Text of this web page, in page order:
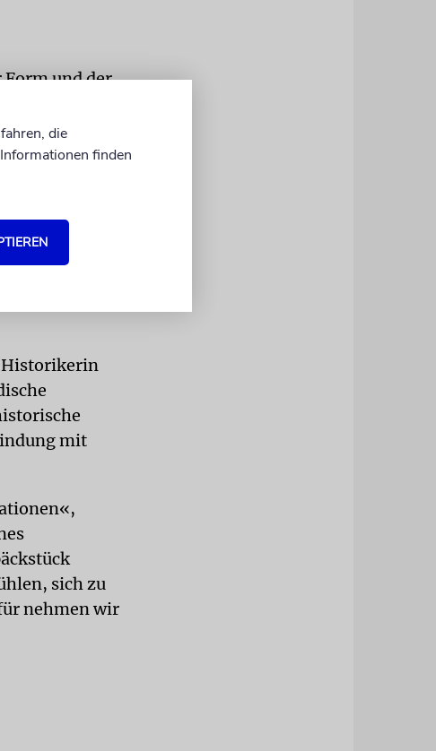
Form und der
sagte der
unseren
Historikerin
mit
sich zu
nehmen wir
die
finden